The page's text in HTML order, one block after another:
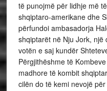
të punojmë për lidhje më
shqiptaro-amerikane dhe
përfundoi ambasadorja
shqiptarët në Nju Jork,
votën e saj kundër
Përgjithëshme të
madhore të kombit
cilën do të kemi nevojë